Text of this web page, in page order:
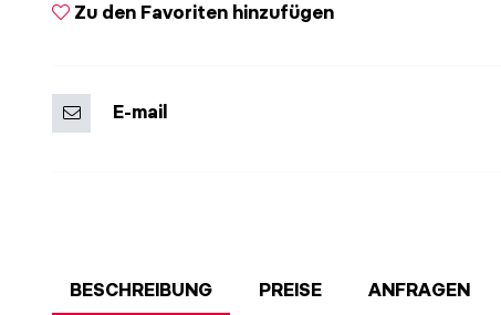
Zu den Favoriten hinzufügen
E-mail
BESCHREIBUNG PREISE ANFRAGEN